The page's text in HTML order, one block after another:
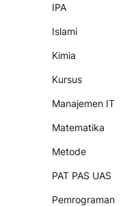
IPA
Islami
Kimia
Kursus
Manajemen IT
Matematika
Metode
PAT PAS UAS
Pemrograman